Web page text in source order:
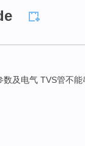
数及电气 TVS管不能